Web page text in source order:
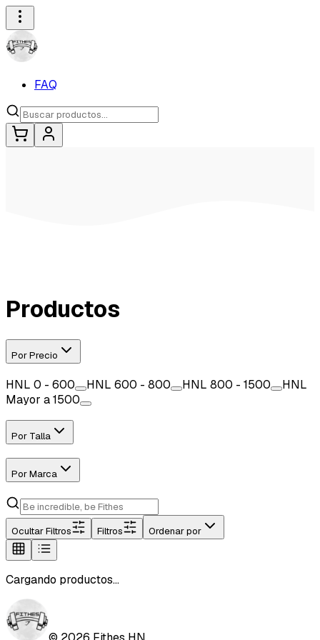
FAQ
Productos
Por Precio
HNL 0 - 600 HNL 600 - 800 HNL 800 - 1500
HNL
Mayor a 1500
Por Talla
Por Marca
OcultarFiltros Filtros Ordenar por
Cargando productos...